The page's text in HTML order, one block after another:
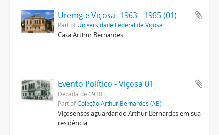
Uremg e Viçosa -1963 - 1965 (01)
Part ofUniversidade Federal de Viçosa
Casa Arthur Bernardes.
Evento Político - Viçosa 01
Década de 1930
Part ofColeção Arthur Bernardes (AB)
Viçosenses aguardando Arthur Bernardes em sua
residência.